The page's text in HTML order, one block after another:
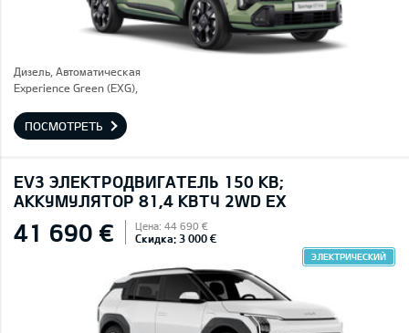
Дизель, Автоматическая
Experience Green (EXG),
ПОСМОТРЕТЬ
EV3 ЭЛЕКТРОДВИГАТЕЛЬ 150 КВ;
AККУМУЛЯТОР 81,4 КВТЧ 2WD EX
41 690 € Цена: 44 690 €
Скидка: 3 000 €
ЭЛЕКТРИЧЕСКИЙ